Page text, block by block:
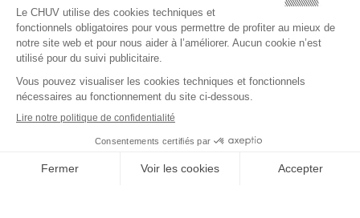
(ouvre une nouvelle fenêtre)
(ouvre une nouvelle fenêtre)
Dernière mise à jour le 13/08/2025 à 10:19